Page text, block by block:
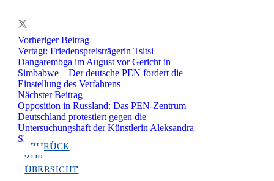
Vorheriger Beitrag
Vertagt: Friedenspreisträgerin Tsitsi
Dangarembga im August vor Gericht in
Simbabwe – Der deutsche PEN fordert die
Einstellung des Verfahrens
Nächster Beitrag
Opposition in Russland: Das PEN-Zentrum
Deutschland protestiert gegen die
Untersuchungshaft der Künstlerin Aleksandra
Skochilenko
ZURÜCK
ZUR
ÜBERSICHT